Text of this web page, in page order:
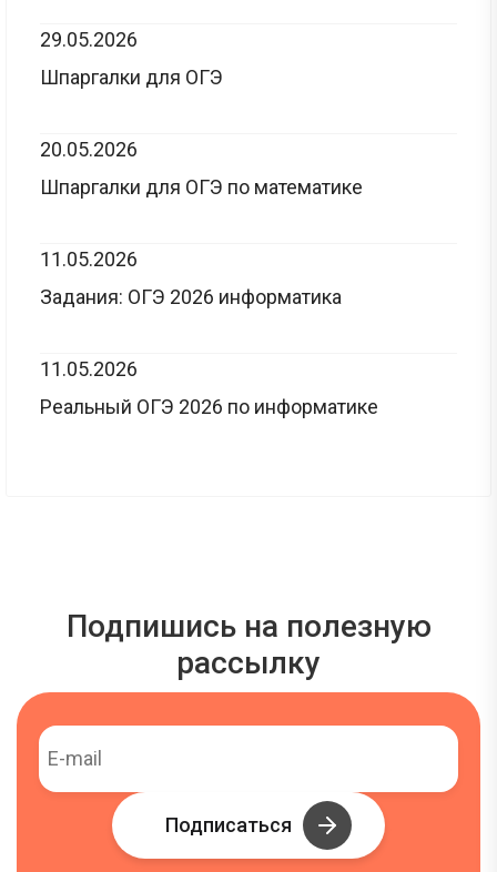
29.05.2026
Шпаргалки для ОГЭ
20.05.2026
Шпаргалки для ОГЭ по математике
11.05.2026
Задания: ОГЭ 2026 информатика
11.05.2026
Реальный ОГЭ 2026 по информатике
Подпишись на полезную
рассылку
Подписаться